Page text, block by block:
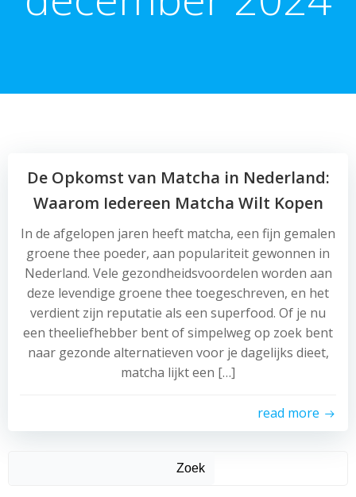
De Opkomst van Matcha in Nederland:
Waarom Iedereen Matcha Wilt Kopen
In de afgelopen jaren heeft matcha, een fijn gemalen
groene thee poeder, aan populariteit gewonnen in
Nederland. Vele gezondheidsvoordelen worden aan
deze levendige groene thee toegeschreven, en het
verdient zijn reputatie als een superfood. Of je nu
een theeliefhebber bent of simpelweg op zoek bent
naar gezonde alternatieven voor je dagelijks dieet,
matcha lijkt een […]
read more
Zoek